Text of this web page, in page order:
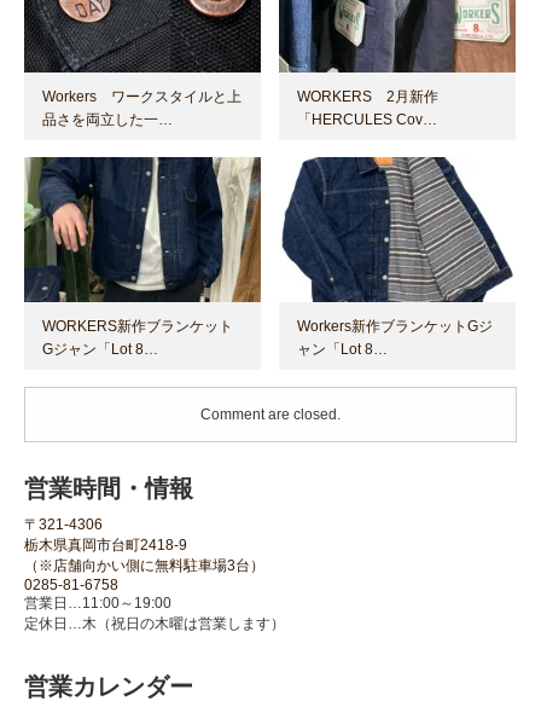
Workers ワークスタイルと上
品さを両立した一…
WORKERS 2月新作
「HERCULES Cov…
WORKERS新作ブランケット
Gジャン「Lot 8…
Workers新作ブランケットGジ
ャン「Lot 8…
Comment are closed.
営業時間・情報
〒321-4306
栃木県真岡市台町2418-9
（※店舗向かい側に無料駐車場3台）
0285-81-6758
営業日…11:00～19:00
定休日…木（祝日の木曜は営業します）
営業カレンダー